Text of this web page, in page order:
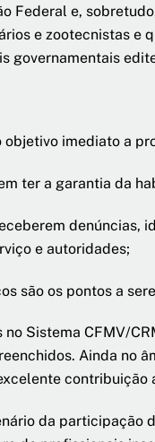
Federal e,
e zootecnistas e
governamentais
objetivo imediato a
ter a garantia da
e autoridades;
são os pontos a
Sistema CFMV/
Ainda no
contribuição
da participação